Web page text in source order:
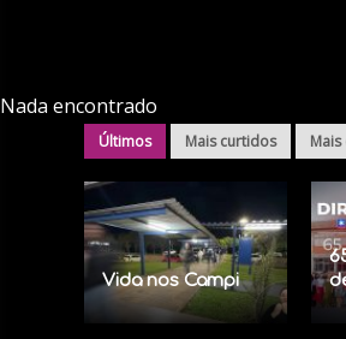
Nada encontrado
Últimos Mais curtidos
Vida nos Campi